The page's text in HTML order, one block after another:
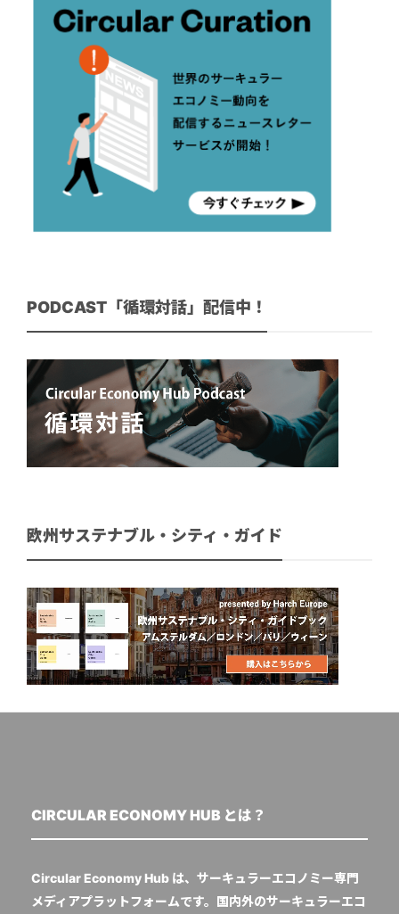
PODCAST「循環対話」配信中！
欧州サステナブル・シティ・ガイド
CIRCULAR ECONOMY HUB とは？
Circular Economy Hub は、サーキュラーエコノミー専門
メディアプラットフォームです。国内外のサーキュラーエコ